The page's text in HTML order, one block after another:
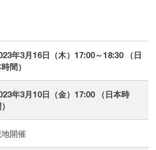
年3月16日（木）17:00～18:30 （日
間）
年3月10日（金）17:00 （日本時
開催